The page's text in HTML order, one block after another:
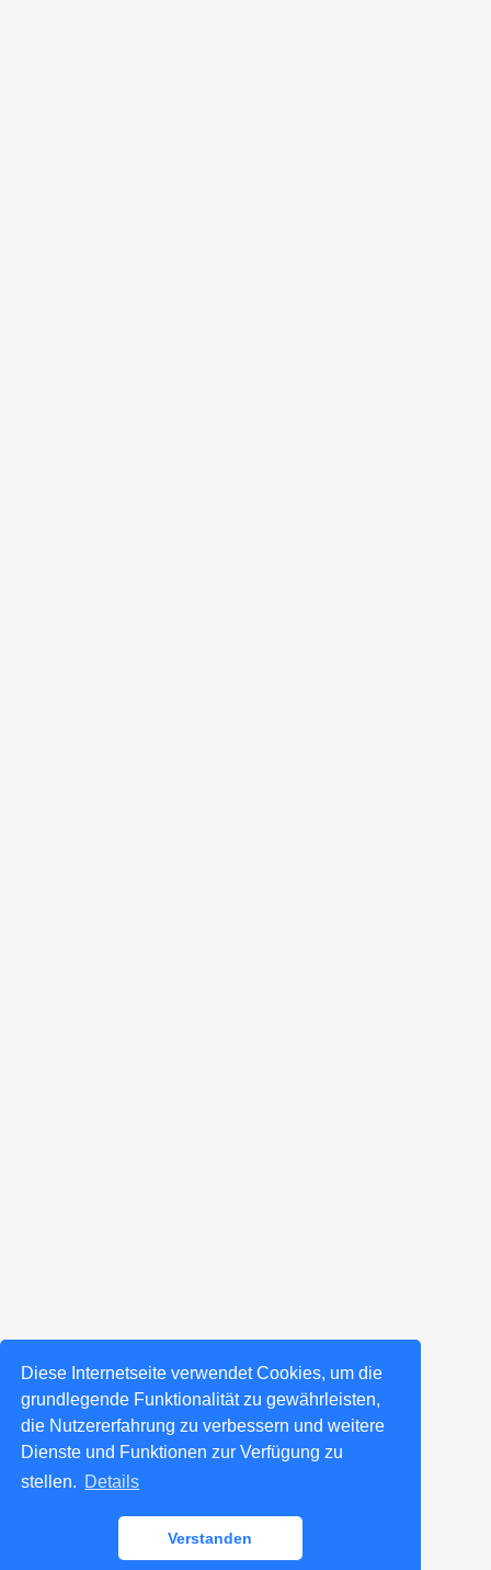
Diese Internetseite verwendet Cookies, um die
grundlegende Funktionalität zu gewährleisten,
die Nutzererfahrung zu verbessern und weitere
Dienste und Funktionen zur Verfügung zu
stellen. Details
Verstanden